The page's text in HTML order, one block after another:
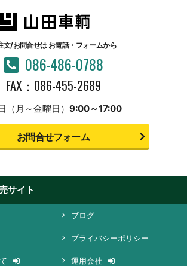
文/お問合せはお電話・フォームから
086-486-0788
FAX：086-455-2689
（月～金曜日） 9:00～17:00
お問合せフォーム
サイト
ブログ
プライバシーポリシー
運用会社